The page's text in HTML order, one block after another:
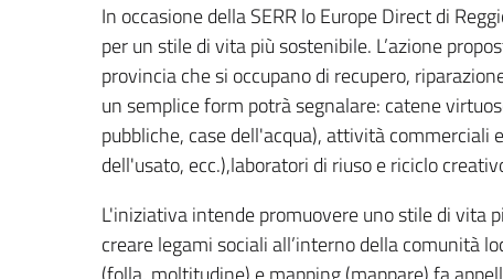
In occasione della SERR lo Europe Direct di
per un stile di vita più sostenibile. L’azione
provincia che si occupano di recupero,
un semplice form potrà segnalare: catene
pubbliche, case dell'acqua), attività
dell'usato, ecc.),laboratori di riuso e riciclo
L'iniziativa intende promuovere uno stile di vita
creare legami sociali all’interno della comunità